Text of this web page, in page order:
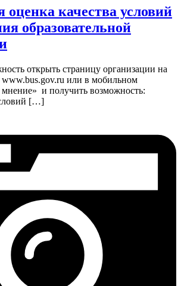
оценка качества условий
образовательной
открыть страницу организации на
или в мобильном
и получить возможность:
[…]